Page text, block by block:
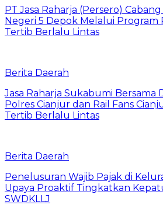
PT Jasa Raharja (Persero)
Negeri 5 Depok Melalui Program
Tertib Berlalu Lintas
Berita Daerah
Jasa Raharja Sukabumi Bersama
Polres Cianjur dan Rail Fans
Tertib Berlalu Lintas
Berita Daerah
Penelusuran Wajib Pajak di
Upaya Proaktif Tingkatkan
SWDKLLJ